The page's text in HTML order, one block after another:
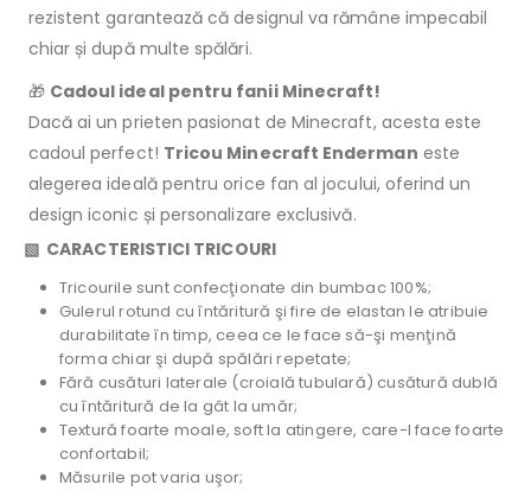
rezistent garantează că designul va rămâne impecabil
chiar și după multe spălări.
🎁 Cadoul ideal pentru fanii Minecraft!
Dacă ai un prieten pasionat de Minecraft, acesta este
cadoul perfect! Tricou Minecraft Enderman este
alegerea ideală pentru orice fan al jocului, oferind un
design iconic și personalizare exclusivă.
▧ CARACTERISTICI TRICOURI
Tricourile sunt confecţionate din bumbac 100%;
Gulerul rotund cu întăritură şi fire de elastan le atribuie
durabilitate în timp, ceea ce le face să-şi menţină
forma chiar şi după spălări repetate;
Fără cusături laterale (croială tubulară) cusătură dublă
cu întăritură de la gât la umăr;
Textură foarte moale, soft la atingere, care-l face foarte
confortabil;
Măsurile pot varia uşor;